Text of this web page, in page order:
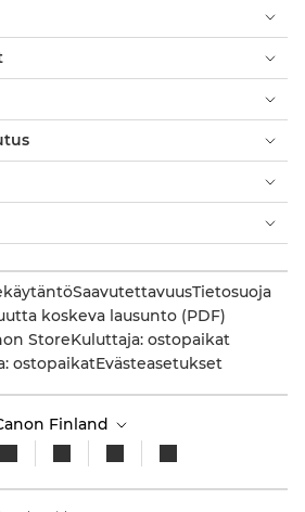
SaavutettavuusTietosuoja
koskeva lausunto (PDF)
StoreKuluttaja: ostopaikat
ostopaikatEvästeasetukset
Finland